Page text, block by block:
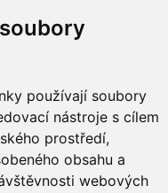
používají soubory
nástroje s cílem
prostředí,
obsahu a
webových
00 Olomouc